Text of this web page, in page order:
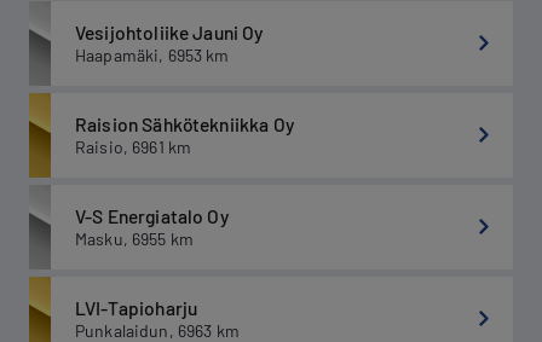
Vesijohtoliike Jauni Oy
Haapamäki, 6953 km
Raision Sähkötekniikka Oy
Raisio, 6961 km
V-S Energiatalo Oy
Masku, 6955 km
LVI-Tapioharju
Punkalaidun, 6963 km